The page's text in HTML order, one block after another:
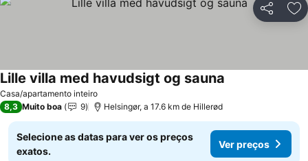
Partilhar
Casa/apartamento inteiro
Lille villa med havudsigt og sauna
8,3 Muito boa 9 Helsingør, a 17.6 km de Hillerød
Selecione as datas para ver os preços
exatos.
Ver preços